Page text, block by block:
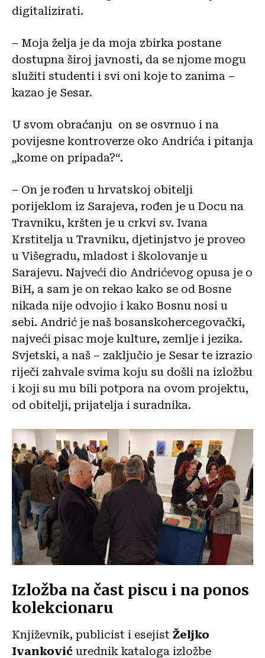
digitalizirati.
– Moja želja je da moja zbirka postane
dostupna široj javnosti, da se njome mogu
služiti studenti i svi oni koje to zanima –
kazao je Sesar.
U svom obraćanju on se osvrnuo i na
povijesne kontroverze oko Andrića i pitanja
„kome on pripada?“.
– On je rođen u hrvatskoj obitelji
porijeklom iz Sarajeva, rođen je u Docu na
Travniku, kršten je u crkvi sv. Ivana
Krstitelja u Travniku, djetinjstvo je proveo
u Višegradu, mladost i školovanje u
Sarajevu. Najveći dio Andrićevog opusa je o
BiH, a sam je on rekao kako se od Bosne
nikada nije odvojio i kako Bosnu nosi u
sebi. Andrić je naš bosanskohercegovački,
najveći pisac moje kulture, zemlje i jezika.
Svjetski, a naš – zaključio je Sesar te izrazio
riječi zahvale svima koju su došli na izložbu
i koji su mu bili potpora na ovom projektu,
od obitelji, prijatelja i suradnika.
Izložba na čast piscu i na ponos
kolekcionaru
Književnik, publicist i esejist Željko
Ivanković urednik kataloga izložbe